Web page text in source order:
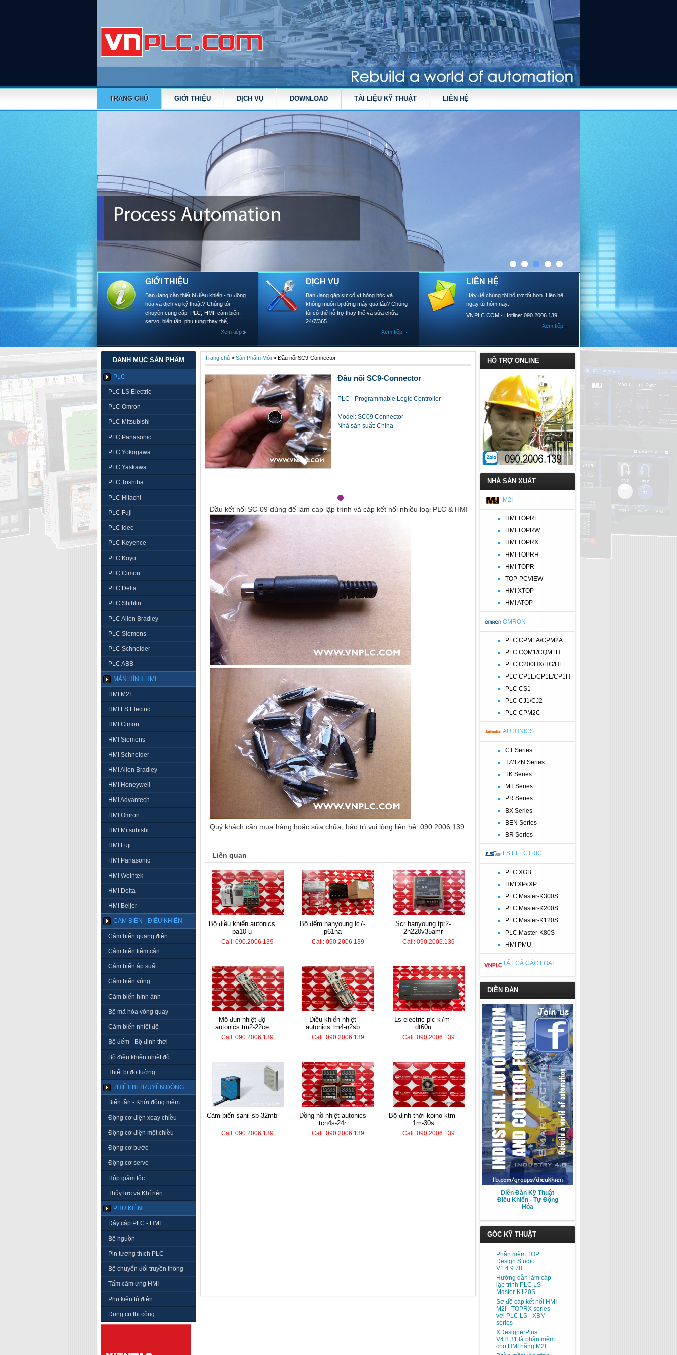
TRANG CHỦ GIỚI THIỆU DỊCH VỤ DOWNLOAD TÀI LIỆU KỸ THUẬT LIÊN HỆ
GIỚI THIỆU
Bạn đang cần thiết bị điều khiển - tự động
hóa và dịch vụ kỹ thuật? Chúng tôi
chuyên cung cấp: PLC, HMI, cảm biến,
servo, biến tần, phụ tùng thay thế,...
Xem tiếp
DỊCH VỤ
Bạn đang gặp sự cố vì hỏng hóc và
không muốn bị dừng máy quá lâu? Chúng
tôi có thể hỗ trợ thay thế và sửa chữa
24/7/365.
Xem tiếp
LIÊN HỆ
Hãy để chúng tôi hỗ trợ tốt hơn. Liên hệ
ngay từ hôm nay:
VNPLC.COM - Hotline: 090.2006.139
Xem tiếp
DANH MỤC SẢN PHẨM
PLC
PLC LS Electric
PLC Omron
PLC Mitsubishi
PLC Panasonic
PLC Yokogawa
PLC Yaskawa
PLC Toshiba
PLC Hitachi
PLC Fuji
PLC Idec
PLC Keyence
PLC Koyo
PLC Cimon
PLC Delta
PLC Shihlin
PLC Allen Bradley
PLC Siemens
PLC Schneider
PLC ABB
MÀN HÌNH HMI
HMI M2I
HMI LS Electric
HMI Cimon
HMI Siemens
HMI Schneider
HMI Allen Bradley
HMI Honeywell
HMI Advantech
HMI Omron
HMI Mitsubishi
HMI Fuji
HMI Panasonic
HMI Weintek
HMI Delta
HMI Beijer
CẢM BIẾN - ĐIỀU KHIỂN
Cảm biến quang điện
Cảm biến tiệm cận
Cảm biến áp suất
Cảm biến vùng
Cảm biến hình ảnh
Bộ mã hóa vòng quay
Cảm biến nhiệt độ
Bộ đếm - Bộ định thời
Bộ điều khiển nhiệt độ
Thiết bị đo lường
THIẾT BỊ TRUYỀN ĐỘNG
Biến tần - Khởi động mềm
Động cơ điện xoay chiều
Động cơ điện một chiều
Động cơ bước
Động cơ servo
Hộp giảm tốc
Thủy lực và Khí nén
PHỤ KIỆN
Dây cáp PLC - HMI
Bộ nguồn
Pin tương thích PLC
Bộ chuyển đổi truyền thông
Tấm cảm ứng HMI
Phụ kiện tủ điện
Dụng cụ thi công
HỖ TRỢ ONLINE
NHÀ SẢN XUẤT
M2I
HMI TOPRE
HMI TOPRW
HMI TOPRX
HMI TOPRH
HMI TOPR
TOP-PCVIEW
HMI XTOP
HMI ATOP
OMRON
PLC CPM1A/CPM2A
PLC CQM1/CQM1H
PLC C200HX/HG/HE
PLC CP1E/CP1L/CP1H
PLC CS1
PLC CJ1/CJ2
PLC CPM2C
AUTONICS
CT Series
TZ/TZN Series
TK Series
MT Series
PR Series
BX Series
BEN Series
BR Series
LS ELECTRIC
PLC XGB
HMI XP/iXP
PLC Master-K300S
PLC Master-K200S
PLC Master-K120S
PLC Master-K80S
HMI PMU
TẤT CẢ CÁC LOẠI
DIỄN ĐÀN
Diễn Đàn Kỹ Thuật
Điều Khiển - Tự Động
Hóa
GÓC KỸ THUẬT
Phần mềm TOP
Design Studio
V1.4.9.78
Hướng dẫn làm cáp
lập trình PLC LS
Master-K120S
Sơ đồ cáp kết nối HMI
M2I - TOPRX series
với PLC LS - XBM
series
XDesignerPlus
V4.8.31 là phần mềm
cho HMI hãng M2I
Trang chủ » Sản Phẩm Mới » Đầu nối SC9-Connector
Đầu nối SC9-Connector
PLC - Programmable Logic Controller
Model: SC09 Connector
Nhà sản suất: China
Đầu kết nối SC-09 dùng để làm cáp lập trình và cáp kết nối nhiều loại PLC & HMI
Quý khách cần mua hàng hoặc sửa chữa, bảo trì vui lòng liên hệ: 090.2006.139
Liên quan
bộ điều khiển autonics
pa10-u
Call: 090.2006.139
bộ đếm hanyoung lc7-
p61na
Call: 090.2006.139
scr hanyoung tpr2-
2n220v35amr
Call: 090.2006.139
mô đun nhiệt độ
autonics tm2-22ce
Call: 090.2006.139
điều khiển nhiệt
autonics tm4-n2sb
Call: 090.2006.139
ls electric plc k7m-
dt60u
Call: 090.2006.139
cảm biến sanil sb-32mb
Call: 090.2006.139
đồng hồ nhiệt autonics
tcn4s-24r
Call: 090.2006.139
bộ định thời koino ktm-
1m-30s
Call: 090.2006.139